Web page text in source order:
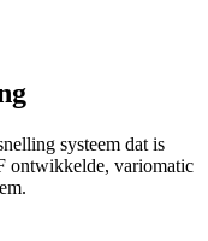
systeem dat is
ontwikkelde, variomatic